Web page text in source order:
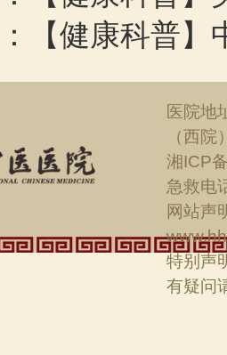
【健康科普】
医院地
（西院
湘ICP
急救电
网站声
特别声
有疑问